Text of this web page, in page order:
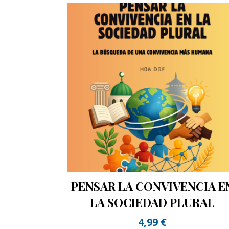
PENSAR LA CONVIVENCIA
LA SOCIEDAD PLURAL
4,99 €